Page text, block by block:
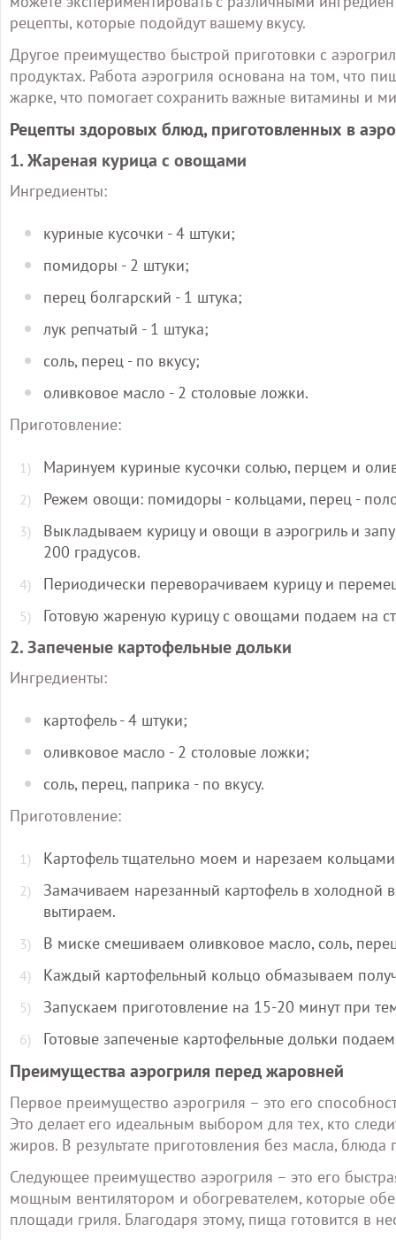
рецепты, которые подойдут вашему вкусу.
Другое преимущество быстрой приготовки с
продуктах. Работа аэрогриля основана на том, что
жарке, что помогает сохранить важные витамины и
Рецепты здоровых блюд, приготовленных в
1. Жареная курица с овощами
Ингредиенты:
куриные кусочки - 4 штуки;
помидоры - 2 штуки;
перец болгарский - 1 штука;
лук репчатый - 1 штука;
соль, перец - по вкусу;
оливковое масло - 2 столовые ложки.
Приготовление:
Маринуем куриные кусочки солью, перцем и
Режем овощи: помидоры - кольцами, перец -
Выкладываем курицу и овощи в аэрогриль и
200 градусов.
Периодически переворачиваем курицу и
Готовую жареную курицу с овощами подаем на
2. Запеченые картофельные дольки
Ингредиенты:
картофель - 4 штуки;
оливковое масло - 2 столовые ложки;
соль, перец, паприка - по вкусу.
Приготовление:
Картофель тщательно моем и нарезаем
Замачиваем нарезанный картофель в холодной
вытираем.
В миске смешиваем оливковое масло, соль,
Каждый картофельный кольцо обмазываем
Запускаем приготовление на 15-20 минут при
Готовые запеченые картофельные дольки
Преимущества аэрогриля перед жаровней
Первое преимущество аэрогриля – это его
Это делает его идеальным выбором для тех, кто
жиров. В результате приготовления без масла,
Следующее преимущество аэрогриля – это его
мощным вентилятором и обогревателем, которые
площади гриля. Благодаря этому, пища готовится в